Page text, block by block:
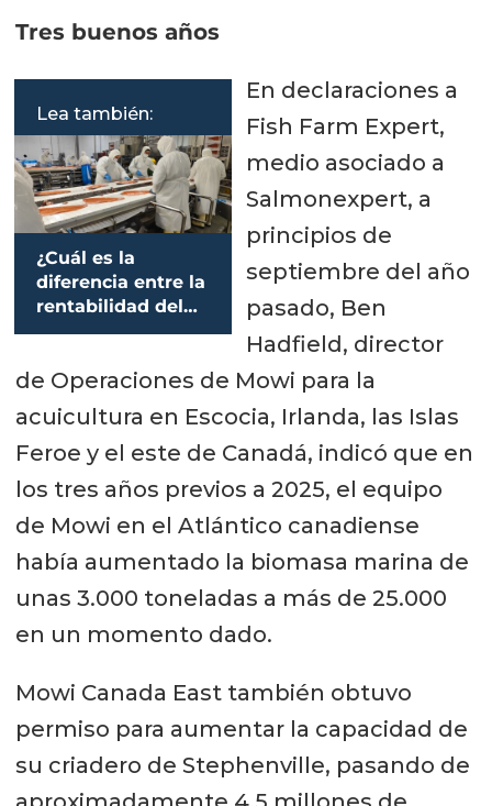
Tres buenos años
Lea también:
¿Cuál es la
diferencia entre la
rentabilidad del
salmón chileno y
En declaraciones a
Fish Farm Expert,
medio asociado a
Salmonexpert, a
principios de
septiembre del año
pasado, Ben
Hadfield, director
de Operaciones de Mowi para la
acuicultura en Escocia, Irlanda, las Islas
Feroe y el este de Canadá, indicó que en
los tres años previos a 2025, el equipo
de Mowi en el Atlántico canadiense
había aumentado la biomasa marina de
unas 3.000 toneladas a más de 25.000
en un momento dado.
Mowi Canada East también obtuvo
permiso para aumentar la capacidad de
su criadero de Stephenville, pasando de